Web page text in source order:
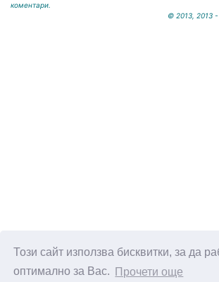
Този сайт използва бисквитки, за да
оптимално за Вас.
Прочети още
коментари.
© 2013, 2013